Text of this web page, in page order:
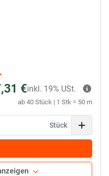
€
ab 40 Stück | 1 Stk = 50 m
inkl. 19% USt.
Stück